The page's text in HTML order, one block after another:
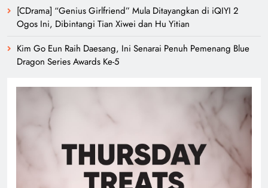
[CDrama] “Genius Girlfriend” Mula Ditayangkan di iQIYI 2
Ogos Ini, Dibintangi Tian Xiwei dan Hu Yitian
Kim Go Eun Raih Daesang, Ini Senarai Penuh Pemenang Blue
Dragon Series Awards Ke-5